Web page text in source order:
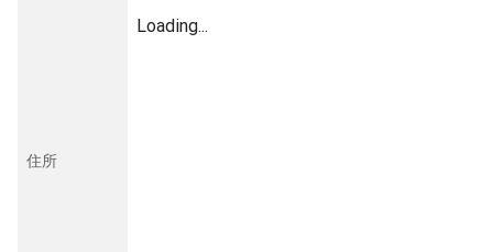
住所
Loading...